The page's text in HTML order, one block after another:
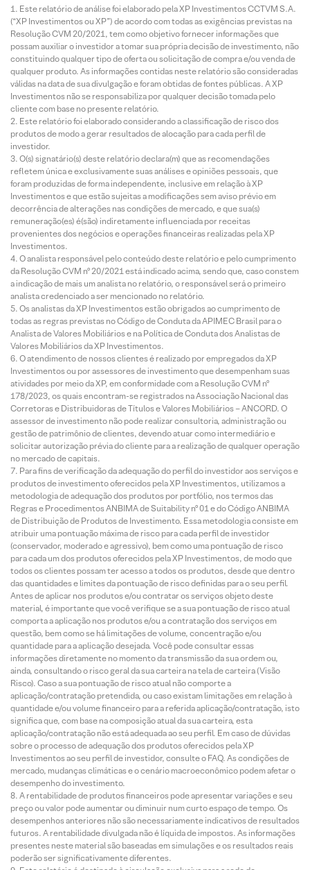
Este relatório de análise foi elaborado pela XP Investimentos CCTVM S.A.
(“XP Investimentos ou XP”) de acordo com todas as exigências previstas na
Resolução CVM 20/2021, tem como objetivo fornecer informações que
possam auxiliar o investidor a tomar sua própria decisão de investimento, não
constituindo qualquer tipo de oferta ou solicitação de compra e/ou venda de
qualquer produto. As informações contidas neste relatório são consideradas
válidas na data de sua divulgação e foram obtidas de fontes públicas. A XP
Investimentos não se responsabiliza por qualquer decisão tomada pelo
cliente com base no presente relatório.
Este relatório foi elaborado considerando a classificação de risco dos
produtos de modo a gerar resultados de alocação para cada perfil de
investidor.
O(s) signatário(s) deste relatório declara(m) que as recomendações
refletem única e exclusivamente suas análises e opiniões pessoais, que
foram produzidas de forma independente, inclusive em relação à XP
Investimentos e que estão sujeitas a modificações sem aviso prévio em
decorrência de alterações nas condições de mercado, e que sua(s)
remuneração(es) é(são) indiretamente influenciada por receitas
provenientes dos negócios e operações financeiras realizadas pela XP
Investimentos.
O analista responsável pelo conteúdo deste relatório e pelo cumprimento
da Resolução CVM nº 20/2021 está indicado acima, sendo que, caso constem
a indicação de mais um analista no relatório, o responsável será o primeiro
analista credenciado a ser mencionado no relatório.
Os analistas da XP Investimentos estão obrigados ao cumprimento de
todas as regras previstas no Código de Conduta da APIMEC Brasil para o
Analista de Valores Mobiliários e na Política de Conduta dos Analistas de
Valores Mobiliários da XP Investimentos.
O atendimento de nossos clientes é realizado por empregados da XP
Investimentos ou por assessores de investimento que desempenham suas
atividades por meio da XP, em conformidade com a Resolução CVM nº
178/2023, os quais encontram-se registrados na Associação Nacional das
Corretoras e Distribuidoras de Títulos e Valores Mobiliários – ANCORD. O
assessor de investimento não pode realizar consultoria, administração ou
gestão de patrimônio de clientes, devendo atuar como intermediário e
solicitar autorização prévia do cliente para a realização de qualquer operação
no mercado de capitais.
Para fins de verificação da adequação do perfil do investidor aos serviços e
produtos de investimento oferecidos pela XP Investimentos, utilizamos a
metodologia de adequação dos produtos por portfólio, nos termos das
Regras e Procedimentos ANBIMA de Suitability nº 01 e do Código ANBIMA
de Distribuição de Produtos de Investimento. Essa metodologia consiste em
atribuir uma pontuação máxima de risco para cada perfil de investidor
(conservador, moderado e agressivo), bem como uma pontuação de risco
para cada um dos produtos oferecidos pela XP Investimentos, de modo que
todos os clientes possam ter acesso a todos os produtos, desde que dentro
das quantidades e limites da pontuação de risco definidas para o seu perfil.
Antes de aplicar nos produtos e/ou contratar os serviços objeto deste
material, é importante que você verifique se a sua pontuação de risco atual
comporta a aplicação nos produtos e/ou a contratação dos serviços em
questão, bem como se há limitações de volume, concentração e/ou
quantidade para a aplicação desejada. Você pode consultar essas
informações diretamente no momento da transmissão da sua ordem ou,
ainda, consultando o risco geral da sua carteira na tela de carteira (Visão
Risco). Caso a sua pontuação de risco atual não comporte a
aplicação/contratação pretendida, ou caso existam limitações em relação à
quantidade e/ou volume financeiro para a referida aplicação/contratação, isto
significa que, com base na composição atual da sua carteira, esta
aplicação/contratação não está adequada ao seu perfil. Em caso de dúvidas
sobre o processo de adequação dos produtos oferecidos pela XP
Investimentos ao seu perfil de investidor, consulte o FAQ. As condições de
mercado, mudanças climáticas e o cenário macroeconômico podem afetar o
desempenho do investimento.
A rentabilidade de produtos financeiros pode apresentar variações e seu
preço ou valor pode aumentar ou diminuir num curto espaço de tempo. Os
desempenhos anteriores não são necessariamente indicativos de resultados
futuros. A rentabilidade divulgada não é líquida de impostos. As informações
presentes neste material são baseadas em simulações e os resultados reais
poderão ser significativamente diferentes.